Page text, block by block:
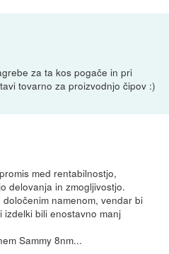
za ta kos pogače in pri
tovarno za proizvodnjo čipov :)
med rentabilnostjo,
delovanja in zmogljivostjo.
namenom, vendar bi
bili enostavno manj
Sammy 8nm...